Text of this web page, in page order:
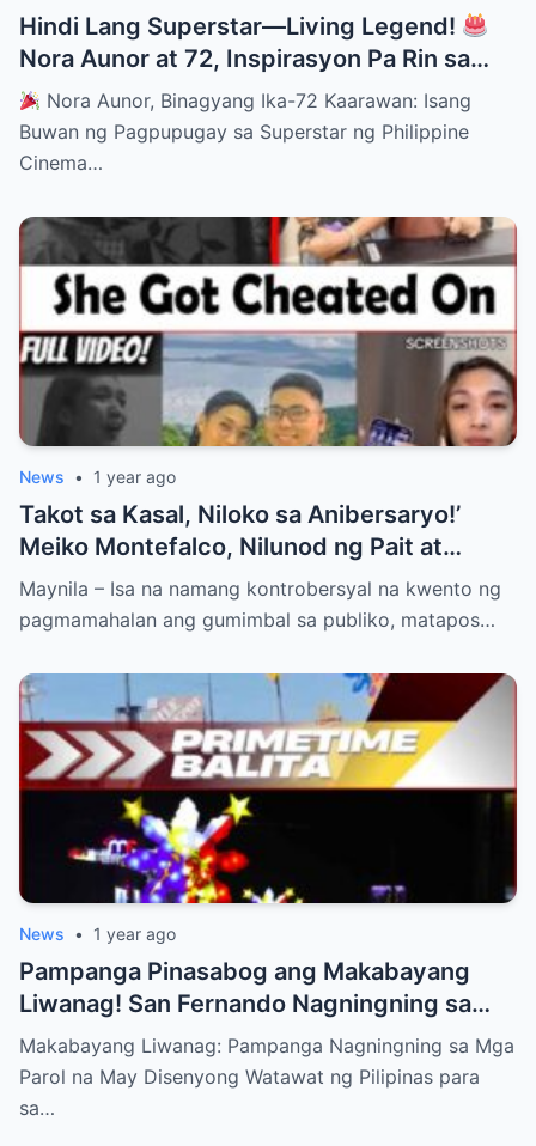
Hindi Lang Superstar—Living Legend!
Nora Aunor at 72, Inspirasyon Pa Rin sa
Lahat!
Nora Aunor, Binagyang Ika-72 Kaarawan: Isang
Buwan ng Pagpupugay sa Superstar ng Philippine
Cinema…
News • 1 year ago
Takot sa Kasal, Niloko sa Anibersaryo!’
Meiko Montefalco, Nilunod ng Pait at
Kataksilan sa Araw ng Pag-ibig
Maynila – Isa na namang kontrobersyal na kwento ng
pagmamahalan ang gumimbal sa publiko, matapos…
News • 1 year ago
Pampanga Pinasabog ang Makabayang
Liwanag! San Fernando Nagningning sa
Parol na May Disenyong Watawat para sa
Araw ng Kalayaan 2025!
Makabayang Liwanag: Pampanga Nagningning sa Mga
Parol na May Disenyong Watawat ng Pilipinas para
sa…